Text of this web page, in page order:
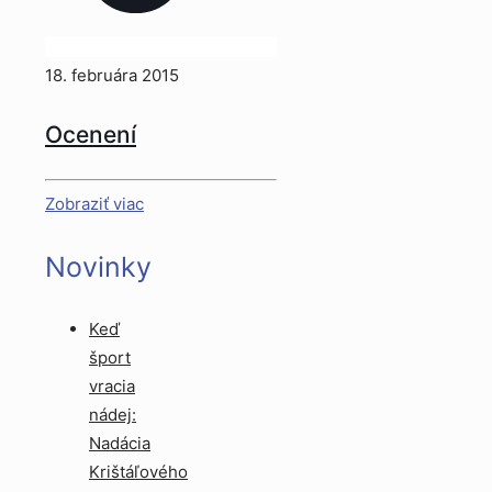
18. februára 2015
Ocenení
Zobraziť viac
Novinky
Keď
šport
vracia
nádej:
Nadácia
Krištáľového